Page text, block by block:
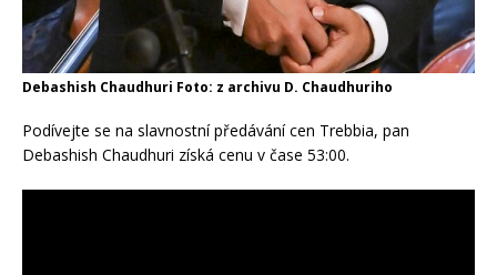
Debashish Chaudhuri Foto: z archivu D. Chaudhuriho
Podívejte se na slavnostní předávání cen Trebbia, pan
Debashish Chaudhuri získá cenu v čase 53:00.